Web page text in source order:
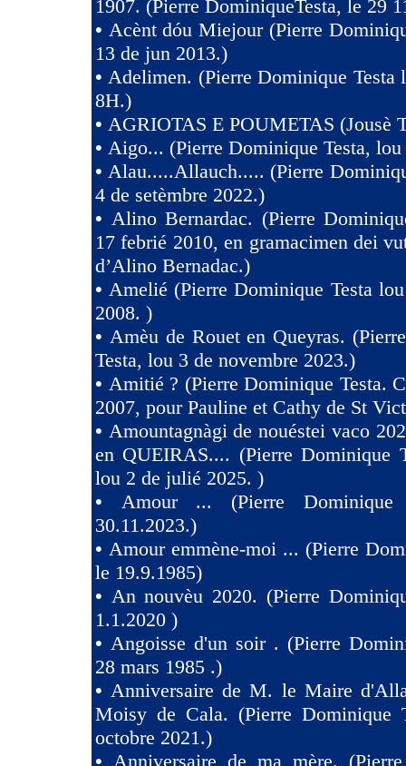
1907. (Pierre DominiqueTesta, le 29
• Acènt dóu Miejour (Pierre
13 de jun 2013.)
•Adelimen. (Pierre Dominique Testa
8H.)
• AGRIOTAS E POUMETAS (Jousè
• Aigo... (Pierre Dominique Testa, lou
•Alau.....Allauch..... (Pierre
4 de setèmbre 2022.)
• Alino Bernardac. (Pierre
17 febrié 2010, en gramacimen dei
d’Alino Bernadac.)
•Amelié (Pierre Dominique Testa
2008. )
• Amèu de Rouet en Queyras.
Testa, lou 3 de novembre 2023.)
• Amitié ? (Pierre Dominique Testa.
2007, pour Pauline et Cathy de St
• Amountagnàgi de nouéstei vaco
en QUEIRAS.... (Pierre Dominique
lou 2 de julié 2025. )
• Amour ... (Pierre Dominique
30.11.2023.)
• Amour emmène-moi ... (Pierre
le 19.9.1985)
• An nouvèu 2020. (Pierre
1.1.2020 )
• Angoisse d'un soir . (Pierre
28 mars 1985 .)
•Anniversaire de M. le Maire
Moisy de Cala. (Pierre Dominique
octobre 2021.)
• Anniversaire de ma mère.